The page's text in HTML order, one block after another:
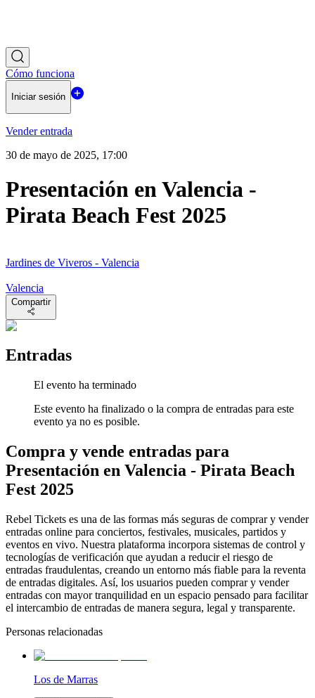
Cómo funciona
Iniciar sesión
Vender entrada
30 de mayo de 2025, 17:00
Presentación en Valencia -
Pirata Beach Fest 2025
Jardines de Viveros - Valencia
Valencia
Compartir
Entradas
El evento ha terminado
Este evento ha finalizado o la compra de entradas para este
evento ya no es posible.
Compra y vende entradas para
Presentación en Valencia - Pirata Beach
Fest 2025
Rebel Tickets es una de las formas más seguras de comprar y vender
entradas online para conciertos, festivales, musicales, partidos y
eventos en vivo. Nuestra plataforma incorpora sistemas de control y
tecnologías de verificación que ayudan a reducir el riesgo de
entradas fraudulentas, creando un entorno más fiable para la reventa
de entradas digitales. Así, los usuarios pueden comprar y vender
entradas con mayor tranquilidad en un espacio pensado para facilitar
el intercambio de entradas de manera segura, legal y transparente.
Personas relacionadas
Los de Marras